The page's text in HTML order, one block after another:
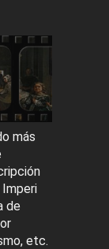
más
de
etc.